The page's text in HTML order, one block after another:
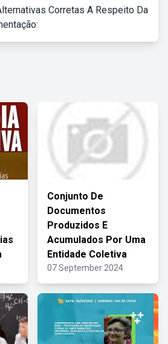
Corretas A Respeito Da
Conjunto De
Documentos
Produzidos E
Acumulados Por Uma
Entidade Coletiva
07 September 2024